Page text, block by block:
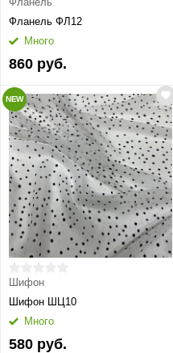
Фланель ФЛ12
Много
860 руб.
NEW
Шифон
Шифон ШЦ10
Много
580 руб.